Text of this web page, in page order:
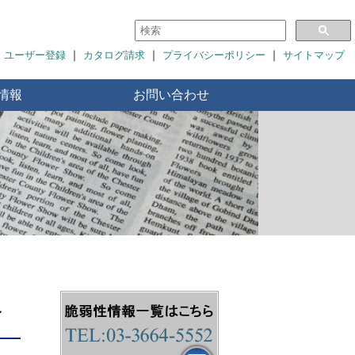
ユーザー登録｜ カタログ請求｜ プライバシーポリシー ｜ サイトマップ
報 お問い合わせ